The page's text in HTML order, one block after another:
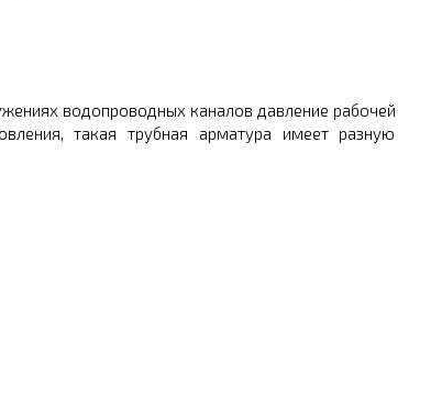
водопроводных каналов давление рабочей
такая трубная арматура имеет разную